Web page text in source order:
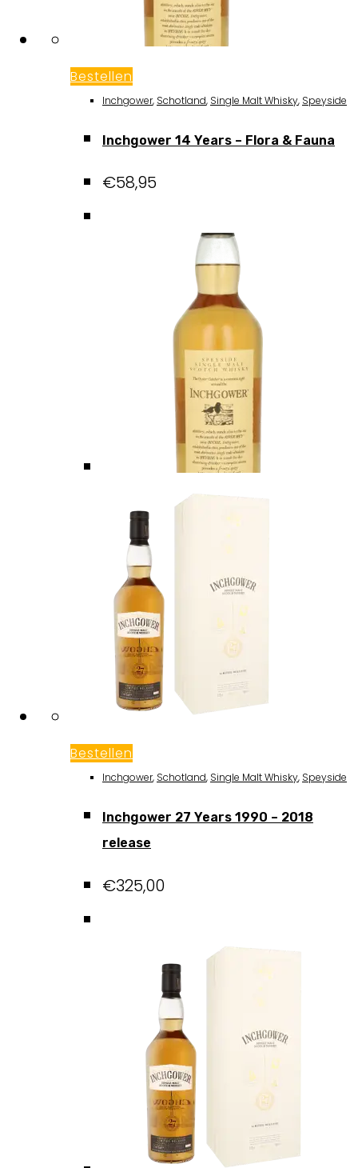
Bestellen
Inchgower, Schotland, Single Malt Whisky, Speyside
Inchgower 14 Years – Flora & Fauna
€58,95
Bestellen
Inchgower, Schotland, Single Malt Whisky, Speyside
Inchgower 27 Years 1990 – 2018
release
€325,00